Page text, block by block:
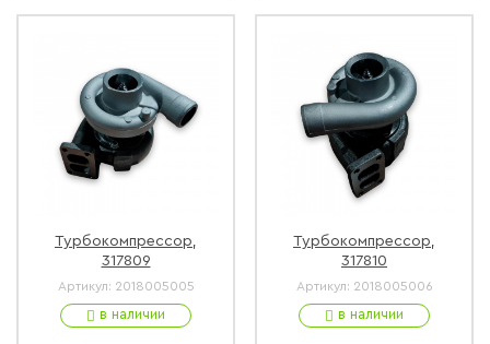
Турбокомпрессор,
317809
Артикул: 2018005005
в наличии
Турбокомпрессор,
317810
Артикул: 2018005006
в наличии